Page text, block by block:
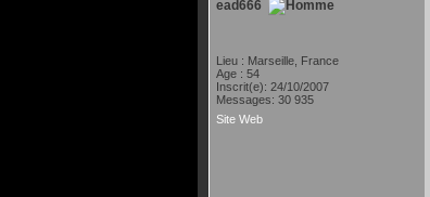
ead666
Lieu : Marseille, France
Age : 54
Inscrit(e): 24/10/2007
Messages: 30 935
Site Web